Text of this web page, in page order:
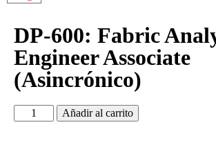
DP-600: Fabric
Engineer Associate
(Asincrónico)
Añadir al carrito